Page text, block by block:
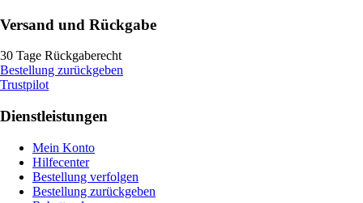
Versand und Rückgabe
30 Tage Rückgaberecht
Bestellung zurückgeben
Trustpilot
Dienstleistungen
Mein Konto
Hilfecenter
Bestellung verfolgen
Bestellung zurückgeben